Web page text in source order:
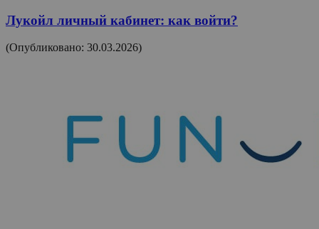
Лукойл личный кабинет: как войти?
(Опубликовано: 30.03.2026)